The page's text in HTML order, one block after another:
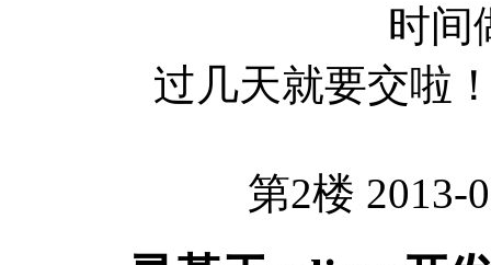
时间
过几天就要交啦
第2楼 2013-